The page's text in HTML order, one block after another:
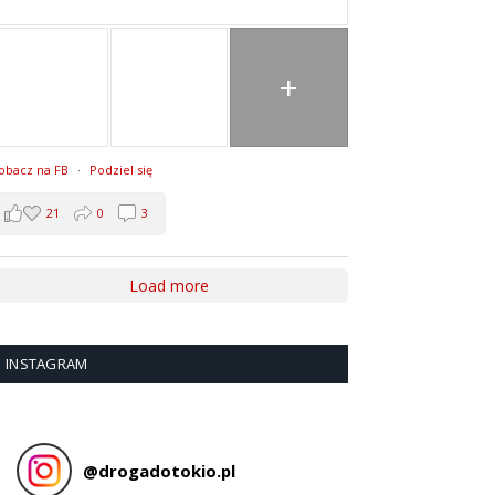
+
na FB · Podziel się
21 0 3
Load more
INSTAGRAM
@drogadotokio.pl